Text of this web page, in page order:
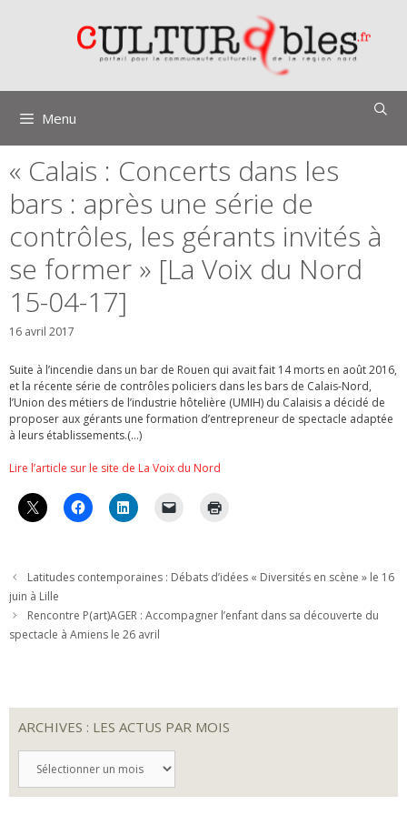
Menu
« Calais : Concerts dans les
bars : après une série de
contrôles, les gérants invités à
se former » [La Voix du Nord
15-04-17]
16 avril 2017
Suite à l’incendie dans un bar de Rouen qui avait fait 14 morts en août 2016,
et la récente série de contrôles policiers dans les bars de Calais-Nord,
l’Union des métiers de l’industrie hôtelière (UMIH) du Calaisis a décidé de
proposer aux gérants une formation d’entrepreneur de spectacle adaptée
à leurs établissements.(…)
Lire l’article sur le site de La Voix du Nord
Latitudes contemporaines : Débats d’idées « Diversités en scène » le 16
juin à Lille
Rencontre P(art)AGER : Accompagner l’enfant dans sa découverte du
spectacle à Amiens le 26 avril
ARCHIVES : LES ACTUS PAR MOIS
LES